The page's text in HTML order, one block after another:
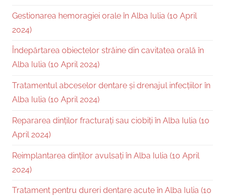
Gestionarea hemoragiei orale în Alba Iulia (10 April
2024)
Îndepărtarea obiectelor străine din cavitatea orală în
Alba Iulia (10 April 2024)
Tratamentul abceselor dentare și drenajul infecțiilor în
Alba Iulia (10 April 2024)
Repararea dinților fracturați sau ciobiți în Alba Iulia (10
April 2024)
Reimplantarea dinților avulsați în Alba Iulia (10 April
2024)
Tratament pentru dureri dentare acute în Alba Iulia (10